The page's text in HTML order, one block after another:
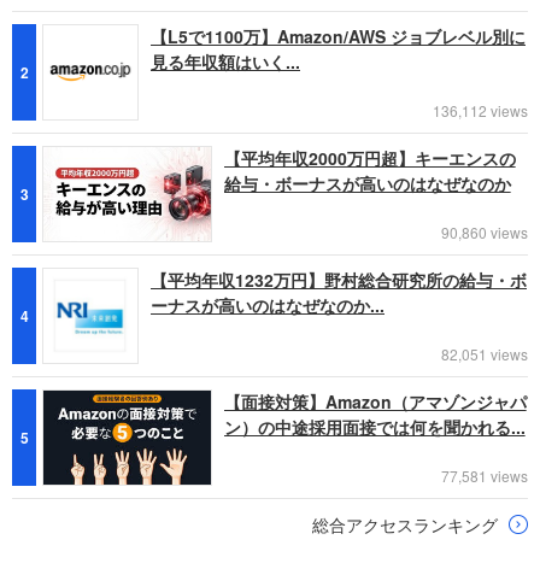
2
【L5で1100万】Amazon/AWS ジョブレベル別に
見る年収額はいく...
136,112 views
3
【平均年収2000万円超】キーエンスの
給与・ボーナスが高いのはなぜなのか
90,860 views
4
【平均年収1232万円】野村総合研究所の給与・ボ
ーナスが高いのはなぜなのか...
82,051 views
5
【面接対策】Amazon（アマゾンジャパ
ン）の中途採用面接では何を聞かれる...
77,581 views
総合アクセスランキング